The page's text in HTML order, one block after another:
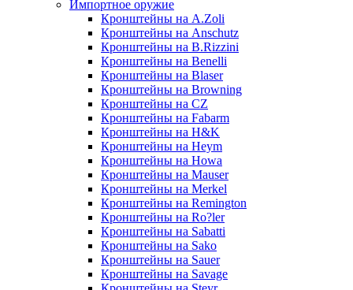
Импортное оружие
Кронштейны на A.Zoli
Кронштейны на Anschutz
Кронштейны на B.Rizzini
Кронштейны на Benelli
Кронштейны на Blaser
Кронштейны на Browning
Кронштейны на CZ
Кронштейны на Fabarm
Кронштейны на H&K
Кронштейны на Heym
Кронштейны на Howa
Кронштейны на Mauser
Кронштейны на Merkel
Кронштейны на Remington
Кронштейны на Ro?ler
Кронштейны на Sabatti
Кронштейны на Sako
Кронштейны на Sauer
Кронштейны на Savage